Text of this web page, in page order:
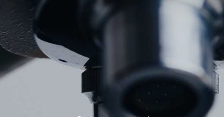
关于南天
鉴定服务
经典案例
新闻资讯
工程中心